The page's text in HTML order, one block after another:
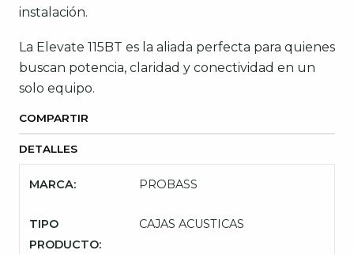
instalación.
La Elevate 115BT es la aliada perfecta para quienes
buscan potencia, claridad y conectividad en un
solo equipo.
COMPARTIR
DETALLES
MARCA: PROBASS
TIPO
PRODUCTO:
CAJAS ACUSTICAS